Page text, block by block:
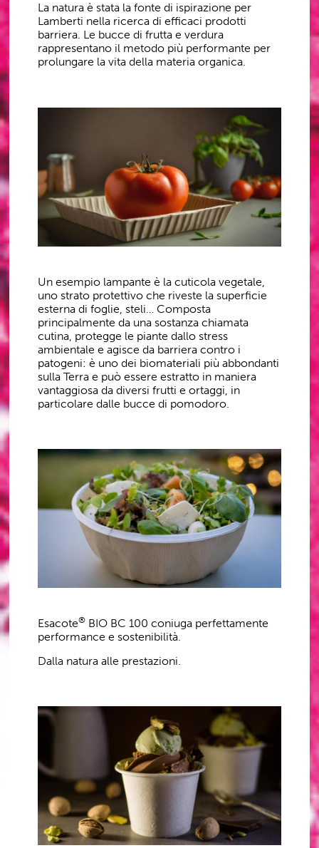
La natura è stata la fonte di ispirazione per
Lamberti nella ricerca di efficaci prodotti
barriera. Le bucce di frutta e verdura
rappresentano il metodo più performante per
prolungare la vita della materia organica.
Un esempio lampante è la cuticola vegetale,
uno strato protettivo che riveste la superficie
esterna di foglie, steli… Composta
principalmente da una sostanza chiamata
cutina, protegge le piante dallo stress
ambientale e agisce da barriera contro i
patogeni: è uno dei biomateriali più abbondanti
sulla Terra e può essere estratto in maniera
vantaggiosa da diversi frutti e ortaggi, in
particolare dalle bucce di pomodoro.
Esacote® BIO BC 100 coniuga perfettamente
performance e sostenibilità.
Dalla natura alle prestazioni.